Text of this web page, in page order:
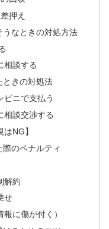
押え
なときの対処方法
相談する
ときの対処法
ビニで支払う
相談交渉する
NG】
のペナルティ
解約
せ
に傷が付く）